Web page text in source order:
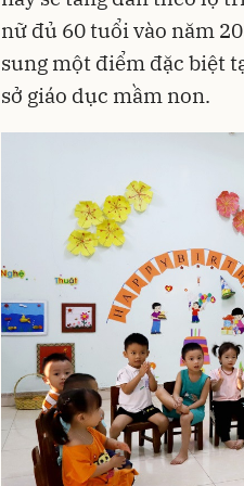
nữ đủ 60 tuổi vào năm
sung một điểm đặc biệt
sở giáo dục mầm non.